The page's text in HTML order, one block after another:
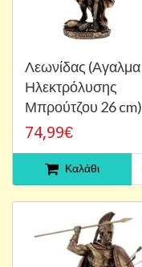
Λεωνίδας (Αγαλμα
Ηλεκτρόλυσης
Μπρούτζου 26 cm)
74,99€
Καλάθι